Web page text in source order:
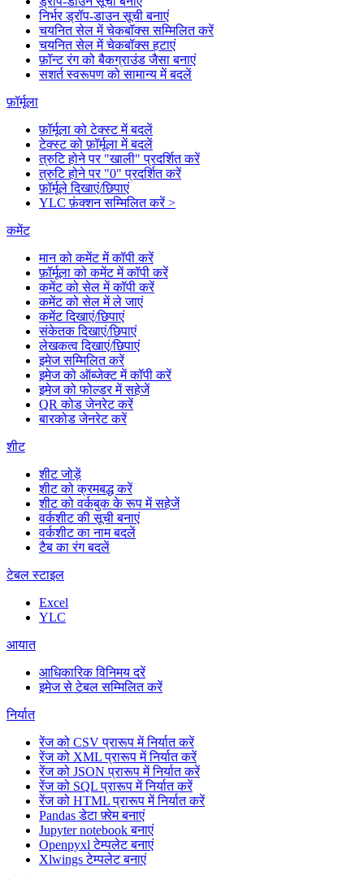
निर्भर ड्रॉप-डाउन सूची बनाएं
चयनित सेल में चेकबॉक्स सम्मिलित करें
चयनित सेल में चेकबॉक्स हटाएं
फ़ॉन्ट रंग को बैकग्राउंड जैसा बनाएं
सशर्त स्वरूपण को सामान्य में बदलें
फ़ॉर्मूला
फ़ॉर्मूला को टेक्स्ट में बदलें
टेक्स्ट को फ़ॉर्मूला में बदलें
त्रुटि होने पर "खाली" प्रदर्शित करें
त्रुटि होने पर "0" प्रदर्शित करें
फ़ॉर्मूले दिखाएं/छिपाएं
YLC फ़ंक्शन सम्मिलित करें >
कमेंट
मान को कमेंट में कॉपी करें
फ़ॉर्मूला को कमेंट में कॉपी करें
कमेंट को सेल में कॉपी करें
कमेंट को सेल में ले जाएं
कमेंट दिखाएं/छिपाएं
संकेतक दिखाएं/छिपाएं
लेखकत्व दिखाएं/छिपाएं
इमेज सम्मिलित करें
इमेज को ऑब्जेक्ट में कॉपी करें
इमेज को फोल्डर में सहेजें
QR कोड जेनरेट करें
बारकोड जेनरेट करें
शीट
शीट जोड़ें
शीट को क्रमबद्ध करें
शीट को वर्कबुक के रूप में सहेजें
वर्कशीट की सूची बनाएं
वर्कशीट का नाम बदलें
टैब का रंग बदलें
टेबल स्टाइल
Excel
YLC
आयात
आधिकारिक विनिमय दरें
इमेज से टेबल सम्मिलित करें
निर्यात
रेंज को CSV प्रारूप में निर्यात करें
रेंज को XML प्रारूप में निर्यात करें
रेंज को JSON प्रारूप में निर्यात करें
रेंज को SQL प्रारूप में निर्यात करें
रेंज को HTML प्रारूप में निर्यात करें
Pandas डेटा फ़्रेम बनाएं
Jupyter notebook बनाएं
Openpyxl टेम्पलेट बनाएं
Xlwings टेम्पलेट बनाएं